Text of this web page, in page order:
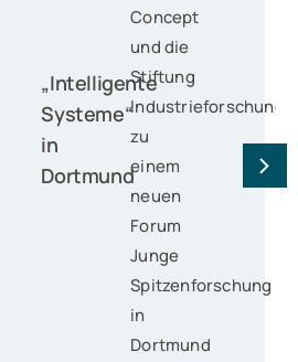
„Intelligente
Systeme“
in
Dortmund
Concept
und die
Stiftung
Industrieforschung
zu
einem
neuen
Forum
Junge
Spitzenforschung
in
Dortmund